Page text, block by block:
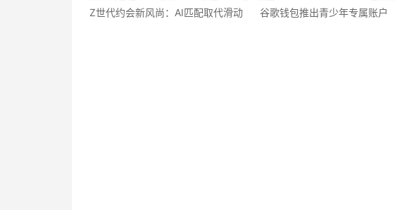
Z世代约会新风尚：AI匹配取代滑动 谷歌钱包推出青少年专属账户